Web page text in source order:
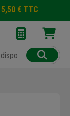
5,50 € TTC